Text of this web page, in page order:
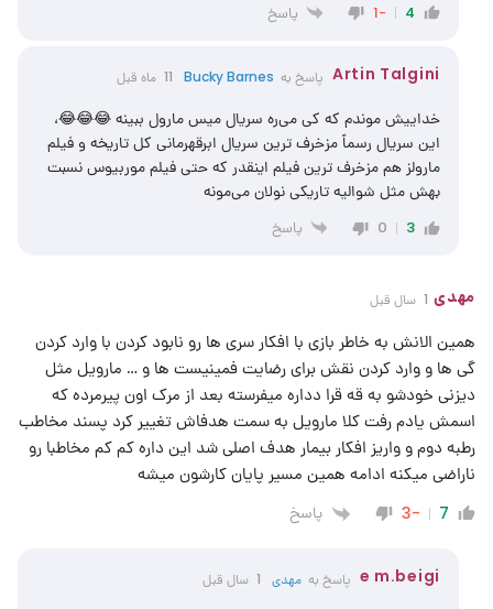
4
-1 پاسخ
Artin Talgini پاسخ به Bucky Barnes 11 ماه قبل
خداییش موندم که کی می‌ره سریال میس مارول ببینه 😂😂😂،
این سریال رسماً مزخرف ترین سریال ابرقهرمانی کل تاریخه و فیلم
مارولز هم مزخرف ترین فیلم اینقدر که حتی فیلم موربیوس نسبت
بهش مثل شوالیه تاریکی نولان می‌مونه
3
0 پاسخ
مهدی 1 سال قبل
همین الانش به خاطر بازی با افکار سری ها رو نابود کردن با وارد کردن
گی ها و وارد کردن نقش برای رضایت فمینیست ها و … مارویل مثل
دیزنی خودشو به قه قرا دداره میفرسته بعد از مرک اون پیرمرده که
اسمش یادم رفت کلا مارویل به سمت هدفاش تغییر کرد پسند مخاطب
رطبه دوم و واریز افکار بیمار هدف اصلی شد این داره کم کم مخاطبا رو
ناراضی میکنه ادامه همین مسیر پایان کارشون میشه
7
-3 پاسخ
e m.beigi پاسخ بهمهدی 1 سال قبل